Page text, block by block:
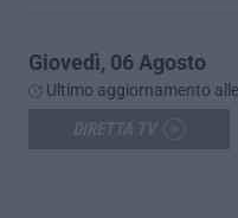
Giovedì, 06 Agosto
Ultimo aggiornamento